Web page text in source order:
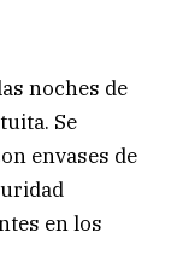
noches de
Se
envases de
en los